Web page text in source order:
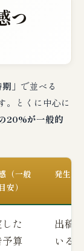
つ
」 で並べる
。とくに中心に
20%が一般的
（一般
安）
発生時
た
算
出稿
いる